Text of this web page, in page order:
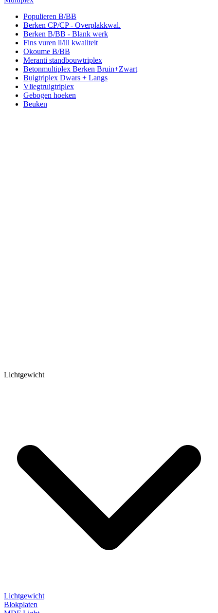
Populieren B/BB
Berken CP/CP - Overplakkwal.
Berken B/BB - Blank werk
Fins vuren ll/lll kwaliteit
Okoume B/BB
Meranti standbouwtriplex
Betonmultiplex Berken Bruin+Zwart
Buigtriplex Dwars + Langs
Vliegtruigtriplex
Gebogen hoeken
Beuken
Lichtgewicht
Lichtgewicht
Blokplaten